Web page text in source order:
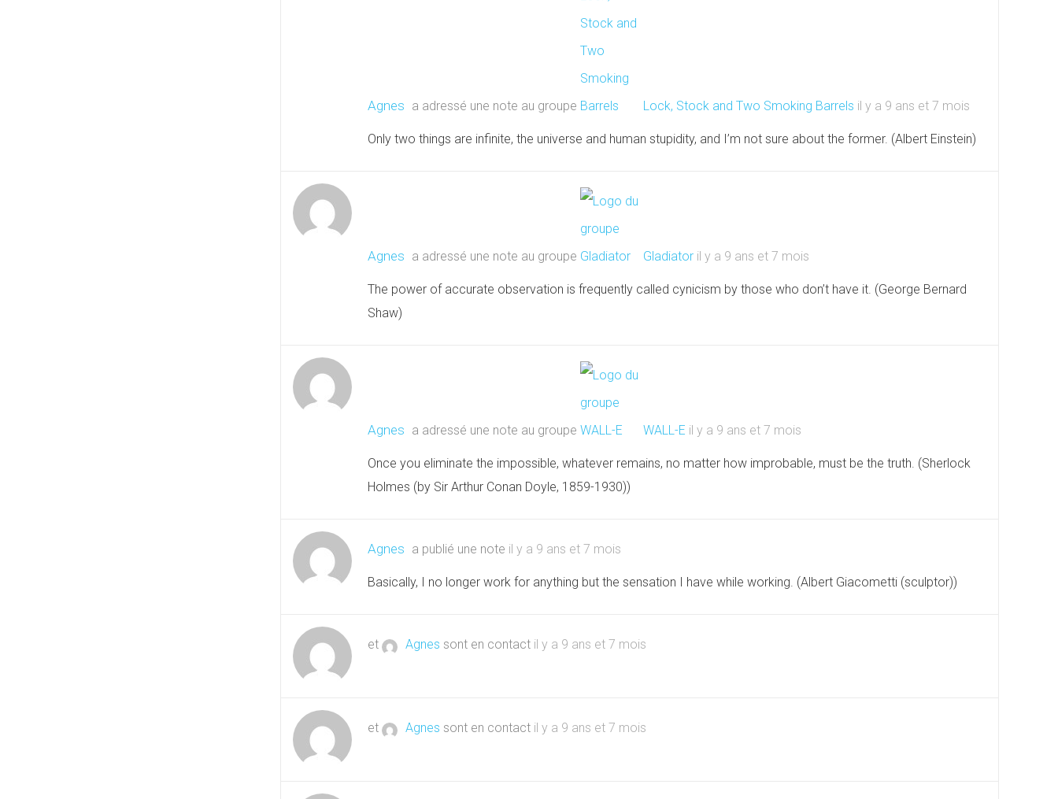
Agnes a adressé une note au groupe Lock, Stock and Two Smoking Barrels il y a 9 ans et 7 mois
Only two things are infinite, the universe and human stupidity, and I’m not sure about the former. (Albert Einstein)
Agnes a adressé une note au groupe Gladiator il y a 9 ans et 7 mois
The power of accurate observation is frequently called cynicism by those who don’t have it. (George Bernard
Shaw)
Agnes a adressé une note au groupe WALL-E il y a 9 ans et 7 mois
Once you eliminate the impossible, whatever remains, no matter how improbable, must be the truth. (Sherlock
Holmes (by Sir Arthur Conan Doyle, 1859-1930))
Agnes a publié une note il y a 9 ans et 7 mois
Basically, I no longer work for anything but the sensation I have while working. (Albert Giacometti (sculptor))
et Agnes sont en contact il y a 9 ans et 7 mois
et Agnes sont en contact il y a 9 ans et 7 mois